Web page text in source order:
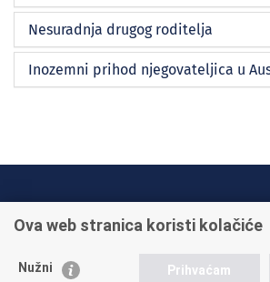
Nesuradnja drugog roditelja
Inozemni prihod njegovateljica u
+385 1 45 95
Ova web stranica koristi kolačiće
Nužni Prihvaćam